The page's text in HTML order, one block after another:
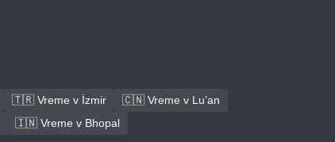
🇹🇷 Vreme v İzmir
🇨🇳 Vreme v Lu’an
🇮🇳 Vreme v Bhopal